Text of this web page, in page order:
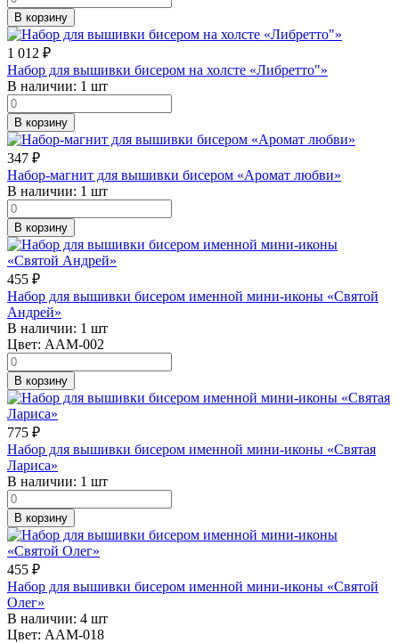
В корзину
1 012 ₽
Набор для вышивки бисером на холсте «Либретто"»
В наличии: 1 шт
В корзину
347 ₽
Набор-магнит для вышивки бисером «Аромат любви»
В наличии: 1 шт
В корзину
455 ₽
Набор для вышивки бисером именной мини-иконы «Святой
Андрей»
В наличии: 1 шт
Цвет: AAM-002
В корзину
775 ₽
Набор для вышивки бисером именной мини-иконы «Святая
Лариса»
В наличии: 1 шт
В корзину
455 ₽
Набор для вышивки бисером именной мини-иконы «Святой
Олег»
В наличии: 4 шт
Цвет: AAM-018